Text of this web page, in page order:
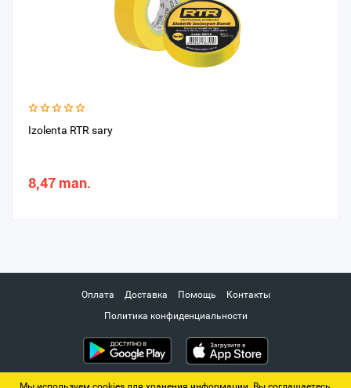
Izolenta RTR sary
8,47 man.
Оплата Доставка Помощь
Контакты
Политика конфиденциальности